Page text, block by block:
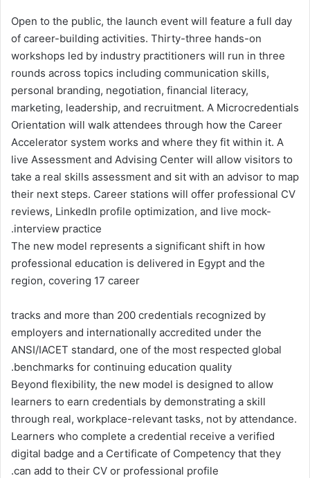
Open to the public, the launch event will feature a full day
of career-building activities. Thirty-three hands-on
workshops led by industry practitioners will run in three
rounds across topics including communication skills,
personal branding, negotiation, financial literacy,
marketing, leadership, and recruitment. A Microcredentials
Orientation will walk attendees through how the Career
Accelerator system works and where they fit within it. A
live Assessment and Advising Center will allow visitors to
take a real skills assessment and sit with an advisor to map
their next steps. Career stations will offer professional CV
reviews, LinkedIn profile optimization, and live mock-
interview practice.
The new model represents a significant shift in how
professional education is delivered in Egypt and the
region, covering 17 career
tracks and more than 200 credentials recognized by
employers and internationally accredited under the
ANSI/IACET standard, one of the most respected global
benchmarks for continuing education quality.
Beyond flexibility, the new model is designed to allow
learners to earn credentials by demonstrating a skill
through real, workplace-relevant tasks, not by attendance.
Learners who complete a credential receive a verified
digital badge and a Certificate of Competency that they
can add to their CV or professional profile.